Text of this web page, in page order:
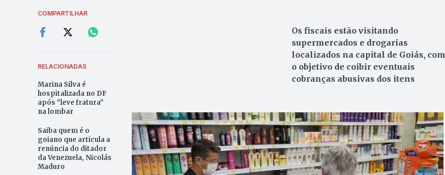
COMPARTILHAR
RELACIONADAS
Marina Silva é
hospitalizada no DF
após "leve fratura"
na lombar
Saiba quem é o
goiano que articula a
renúncia do ditador
da Venezuela, Nicolás
Maduro
Os fiscais estão visitando
supermercados e drogarias
localizados na capital de Goiás, com
o objetivo de coibir eventuais
cobranças abusivas dos itens